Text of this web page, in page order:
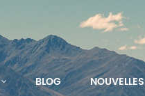
BLOG NOUVELLES